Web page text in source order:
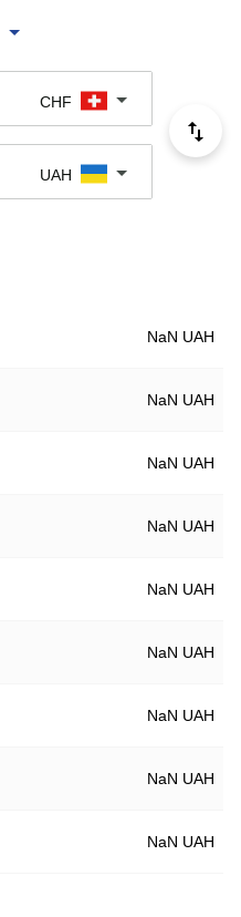
CHF
UAH
NaN UAH
NaN UAH
NaN UAH
NaN UAH
NaN UAH
NaN UAH
NaN UAH
NaN UAH
NaN UAH